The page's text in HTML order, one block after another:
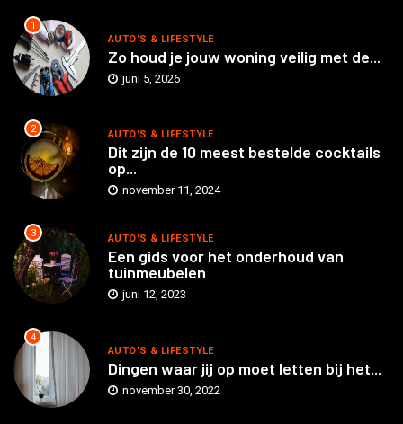
1
AUTO'S & LIFESTYLE
Zo houd je jouw woning veilig met de...
juni 5, 2026
2 AUTO'S & LIFESTYLE
Dit zijn de 10 meest bestelde cocktails
op...
november 11, 2024
3 AUTO'S & LIFESTYLE
Een gids voor het onderhoud van
tuinmeubelen
juni 12, 2023
4
AUTO'S & LIFESTYLE
Dingen waar jij op moet letten bij het...
november 30, 2022